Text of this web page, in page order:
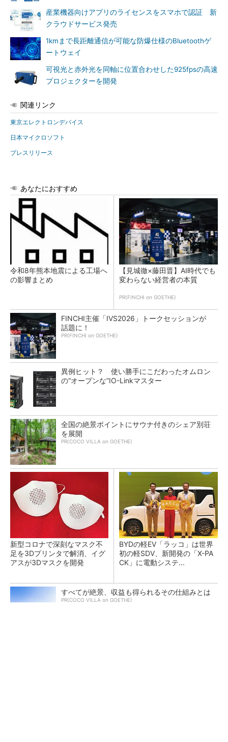
産業機器向けアプリのライセンスをスマホで認証 新
クラウドサービス発売
1kmまで長距離通信が可能な防爆仕様のBluetoothゲ
ートウェイ
可視光と赤外光を同軸に位置合わせした925fpsの高速
プロジェクターを開発
関連リンク
東京エレクトロンデバイス
日本マイクロソフト
プレスリリース
あなたにおすすめ
令和8年熊本地震による工場へ
の影響まとめ
【見城徹×藤田晋】AI時代でも
変わらない経営者の本質
PR(FINCHI on GOETHE)
FINCHI主催「IVS2026」トークセッションが
話題に！
PR(FINCHI on GOETHE)
異例ヒット？ 使い勝手にこだわったオムロン
の“オープンな”IO-Linkマスター
全国の絶景ポイントにサウナ付きのシェア別荘
を展開
PR(COCO VILLA on GOETHE)
新型コロナで深刻なマスク不
足を3Dプリンタで解消、イグ
アスが3Dマスクを開発
BYDの軽EV「ラッコ」は世界
初の軽SDV、新開発の「X-PA
CK」に電動システ...
すべてが絶景、収益も得られるその仕組みとは
PR(COCO VILLA on GOETHE)